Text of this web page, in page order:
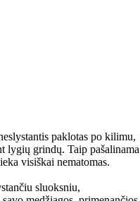
paklotas po kilimu,
lygių grindų. Taip pašalinama
visiškai nematomas.
sluoksniu,